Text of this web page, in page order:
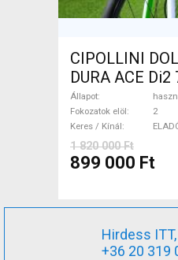
CIPOLLINI
DURA ACE
tárcsafék
Állapot
Fokozatok elöl
2
Keres / Kínál
1 820 000 Ft
899 000 Ft
Hirdess
+36 20 319